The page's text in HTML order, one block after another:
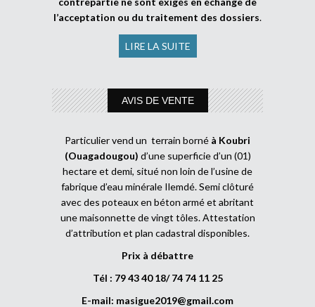
l’acceptation ou du traitement des dossiers.
LIRE LA SUITE
AVIS DE VENTE
Particulier vend un terrain borné à Koubri
(Ouagadougou) d’une superficie d’un (01)
hectare et demi, situé non loin de l’usine de
fabrique d’eau minérale Ilemdé. Semi clôturé
avec des poteaux en béton armé et abritant
une maisonnette de vingt tôles. Attestation
d’attribution et plan cadastral disponibles.
Prix à débattre
Tél : 79 43 40 18/ 74 74 11 25
E-mail: masigue2019@gmail.com